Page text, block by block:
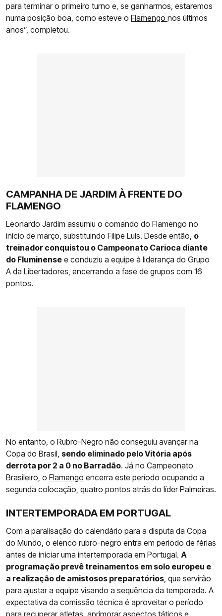
para terminar o primeiro turno e, se ganharmos, estaremos
numa posição boa, como esteve o Flamengo nos últimos
anos”, completou.
CAMPANHA DE JARDIM À FRENTE DO
FLAMENGO
Leonardo Jardim assumiu o comando do Flamengo no
início de março, substituindo Filipe Luís. Desde então, o
treinador conquistou o Campeonato Carioca diante
do Fluminense e conduziu a equipe à liderança do Grupo
A da Libertadores, encerrando a fase de grupos com 16
pontos.
No entanto, o Rubro-Negro não conseguiu avançar na
Copa do Brasil, sendo eliminado pelo Vitória após
derrota por 2 a 0 no Barradão. Já no Campeonato
Brasileiro, o Flamengo encerra este período ocupando a
segunda colocação, quatro pontos atrás do líder Palmeiras.
INTERTEMPORADA EM PORTUGAL
Com a paralisação do calendário para a disputa da Copa
do Mundo, o elenco rubro-negro entra em período de férias
antes de iniciar uma intertemporada em Portugal. A
programação prevê treinamentos em solo europeu e
a realização de amistosos preparatórios , que servirão
para ajustar a equipe visando a sequência da temporada. A
expectativa da comissão técnica é aproveitar o período
para recuperar atletas, aprimorar aspectos táticos e